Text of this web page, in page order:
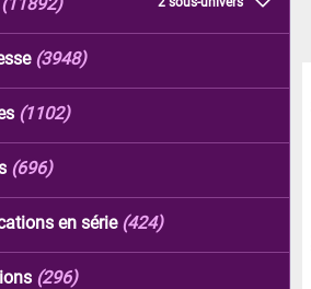
(3948)
(1102)
(696)
en série (424)
(296)